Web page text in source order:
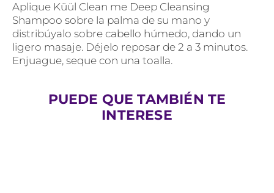
Aplique Küül Clean me Deep Cleansing
Shampoo sobre la palma de su mano y
distribúyalo sobre cabello húmedo, dando un
ligero masaje. Déjelo reposar de 2 a 3 minutos.
Enjuague, seque con una toalla.
PUEDE QUE TAMBIÉN TE
INTERESE